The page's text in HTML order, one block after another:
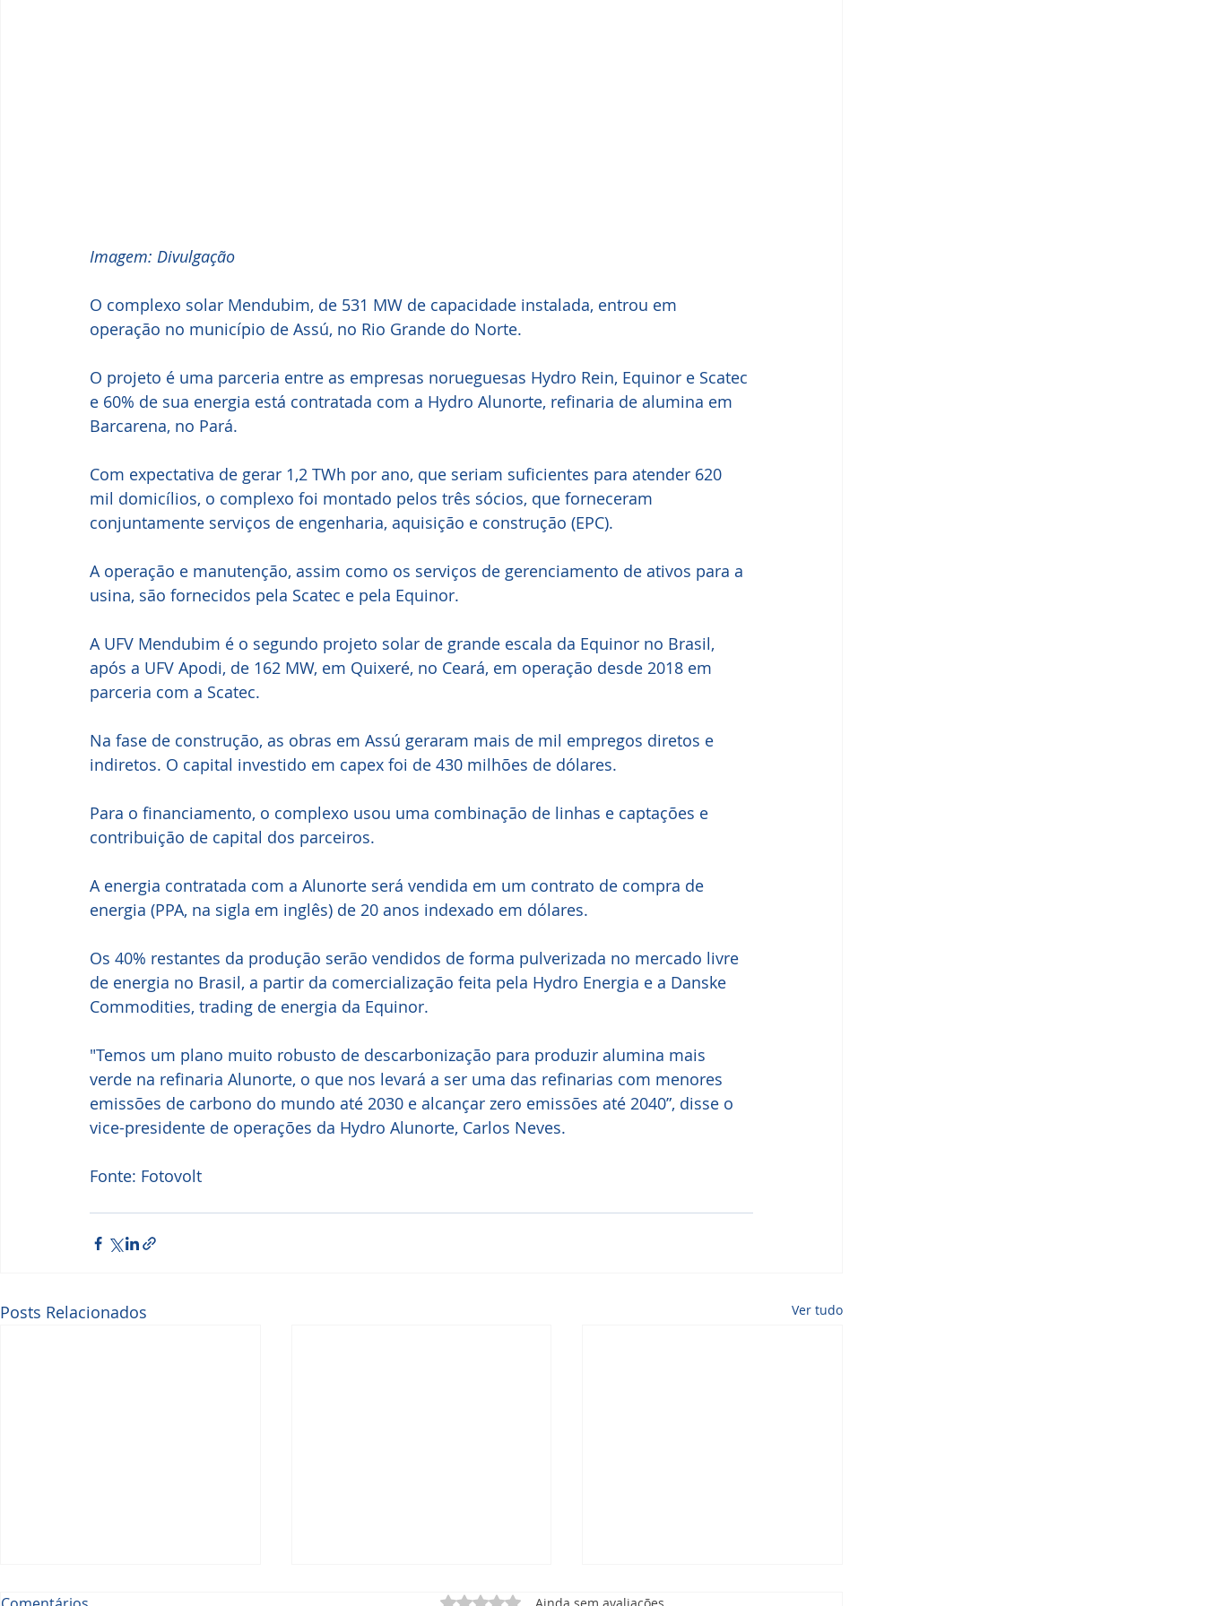
Imagem: Divulgação
O complexo solar Mendubim, de 531 MW de capacidade instalada, entrou em
operação no município de Assú, no Rio Grande do Norte.
O projeto é uma parceria entre as empresas norueguesas Hydro Rein, Equinor e Scatec
e 60% de sua energia está contratada com a Hydro Alunorte, refinaria de alumina em
Barcarena, no Pará.
Com expectativa de gerar 1,2 TWh por ano, que seriam suficientes para atender 620
mil domicílios, o complexo foi montado pelos três sócios, que forneceram
conjuntamente serviços de engenharia, aquisição e construção (EPC).
A operação e manutenção, assim como os serviços de gerenciamento de ativos para a
usina, são fornecidos pela Scatec e pela Equinor.
A UFV Mendubim é o segundo projeto solar de grande escala da Equinor no Brasil,
após a UFV Apodi, de 162 MW, em Quixeré, no Ceará, em operação desde 2018 em
parceria com a Scatec.
Na fase de construção, as obras em Assú geraram mais de mil empregos diretos e
indiretos. O capital investido em capex foi de 430 milhões de dólares.
Para o financiamento, o complexo usou uma combinação de linhas e captações e
contribuição de capital dos parceiros.
A energia contratada com a Alunorte será vendida em um contrato de compra de
energia (PPA, na sigla em inglês) de 20 anos indexado em dólares.
Os 40% restantes da produção serão vendidos de forma pulverizada no mercado livre
de energia no Brasil, a partir da comercialização feita pela Hydro Energia e a Danske
Commodities, trading de energia da Equinor.
"Temos um plano muito robusto de descarbonização para produzir alumina mais
verde na refinaria Alunorte, o que nos levará a ser uma das refinarias com menores
emissões de carbono do mundo até 2030 e alcançar zero emissões até 2040”, disse o
vice-presidente de operações da Hydro Alunorte, Carlos Neves.
Fonte: Fotovolt
Posts Relacionados Ver tudo